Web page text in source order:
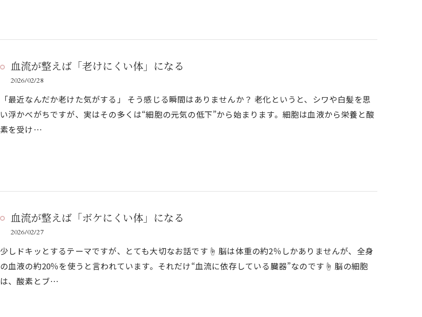
血流が整えば「老けにくい体」になる
2026/02/28
「最近なんだか老けた気がする」 そう感じる瞬間はありませんか？ 老化というと、シワや白髪を思
い浮かべがちですが、実はその多くは“細胞の元気の低下”から始まります。細胞は血液から栄養と酸
素を受け…
血流が整えば「ボケにくい体」になる
2026/02/27
少しドキッとするテーマですが、とても大切なお話です☝ 脳は体重の約2％しかありませんが、全身
の血液の約20％を使うと言われています。それだけ“血流に依存している臓器”なのです☝ 脳の細胞
は、酸素とブ…